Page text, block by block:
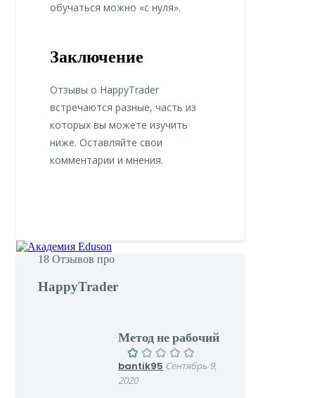
обучаться можно «с нуля».
Заключение
Отзывы о HappyTrader
встречаются разные, часть из
которых вы можете изучить
ниже. Оставляйте свои
комментарии и мнения.
18 Отзывов про
HappyTrader
Метод не рабочий
bantik95 Сентябрь 9,
2020